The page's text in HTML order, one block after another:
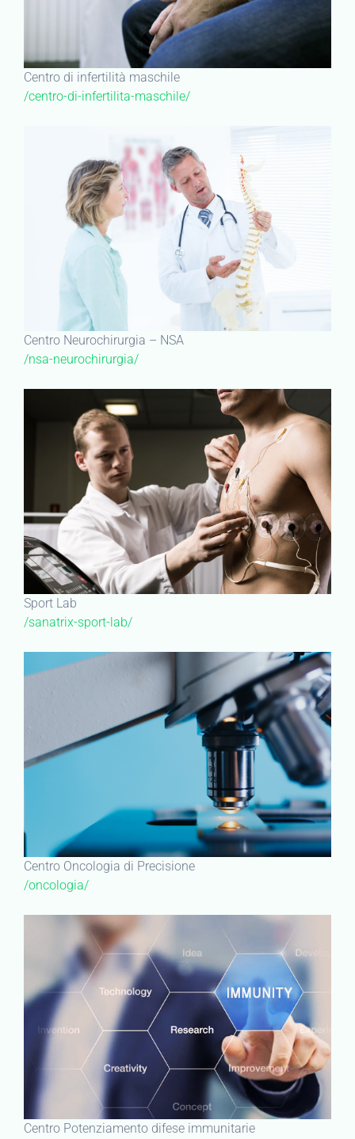
Centro di infertilità maschile
/centro-di-infertilita-maschile/
Centro Neurochirurgia – NSA
/nsa-neurochirurgia/
Sport Lab
/sanatrix-sport-lab/
Centro Oncologia di Precisione
/oncologia/
Centro Potenziamento difese immunitarie